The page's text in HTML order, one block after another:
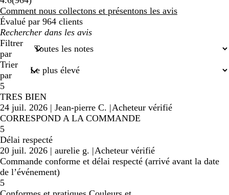
avis
Comment nous collectons et présentons les avis
Évalué par 964 clients
Mes
recherches
saisies
Filtrer
par
Trier
par
5
TRES BIEN
24 juil. 2026 | Jean-pierre C. |Acheteur vérifié
CORRESPOND A LA COMMANDE
5
Délai respecté
20 juil. 2026 | aurelie g. |Acheteur vérifié
Commande conforme et délai respecté (arrivé avant la date
de l’événement)
5